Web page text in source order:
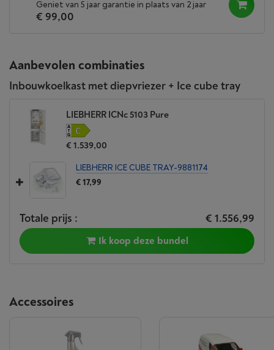
Geniet van 5 jaar garantie in plaats van 2 jaar
€ 99,00
Aanbevolen combinaties
Inbouwkoelkast met diepvriezer + Ice cube tray
LIEBHERR ICNc 5103 Pure
€ 1.539,00
LIEBHERR ICE CUBE TRAY-9881174
€ 17,99
Totale prijs : € 1.556,99
Ik koop deze bundel
Accessoires